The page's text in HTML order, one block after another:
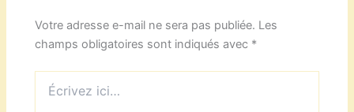
Votre adresse e-mail ne sera pas publiée. Les
champs obligatoires sont indiqués avec *
ici…